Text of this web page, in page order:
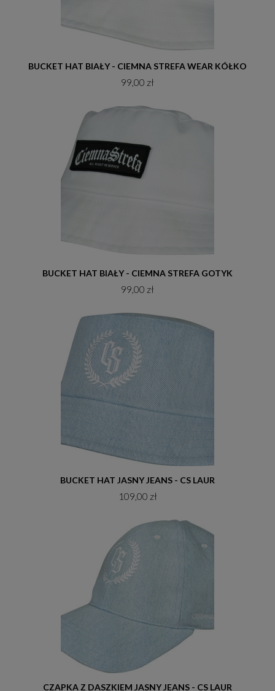
Do koszyka
BUCKET HAT BIAŁY - CIEMNA STREFA WEAR KÓŁKO
99,00 zł
Do koszyka
BUCKET HAT BIAŁY - CIEMNA STREFA GOTYK
99,00 zł
Do koszyka
BUCKET HAT JASNY JEANS - CS LAUR
109,00 zł
Do koszyka
CZAPKA Z DASZKIEM JASNY JEANS - CS LAUR